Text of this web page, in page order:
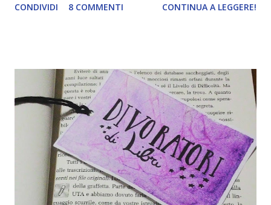
addentra nel bosco dietro casa. La grave malattia di cui
vanno a dormire, lei passeggia libera tra gli alberi del suo
bosco, in compagnia del buio e di tutti gli animali che lo
popolano. Una sera, però, sul sentiero sterrato da cui non
passa anima viva, scorge un’auto: un ragazzo tira fuori un
corpo pesante dal bagagliaio e lo trascina sul sedile di
guida, prima di dare fuoco alla macchina. Poi seppellisce
qualcosa nel terreno vicino. Sei alberi dal ciglio della strada:
per Viola è facilissimo ritrovare i...
CONDIVIDI 8 COMMENTI CONTINUA A LEGGERE!